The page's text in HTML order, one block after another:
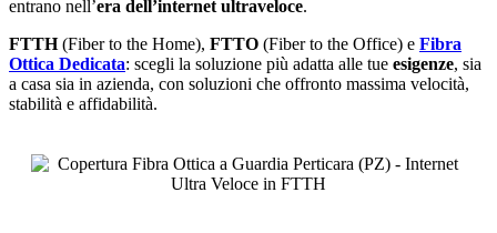
entrano nell’era dell’internet ultraveloce.
FTTH(Fiber to the Home), FTTO (Fiber to the Office) e Fibra
Ottica Dedicata: scegli la soluzione più adatta alle tue esigenze, sia
a casa sia in azienda, con soluzioni che offronto massima velocità,
stabilità e affidabilità.